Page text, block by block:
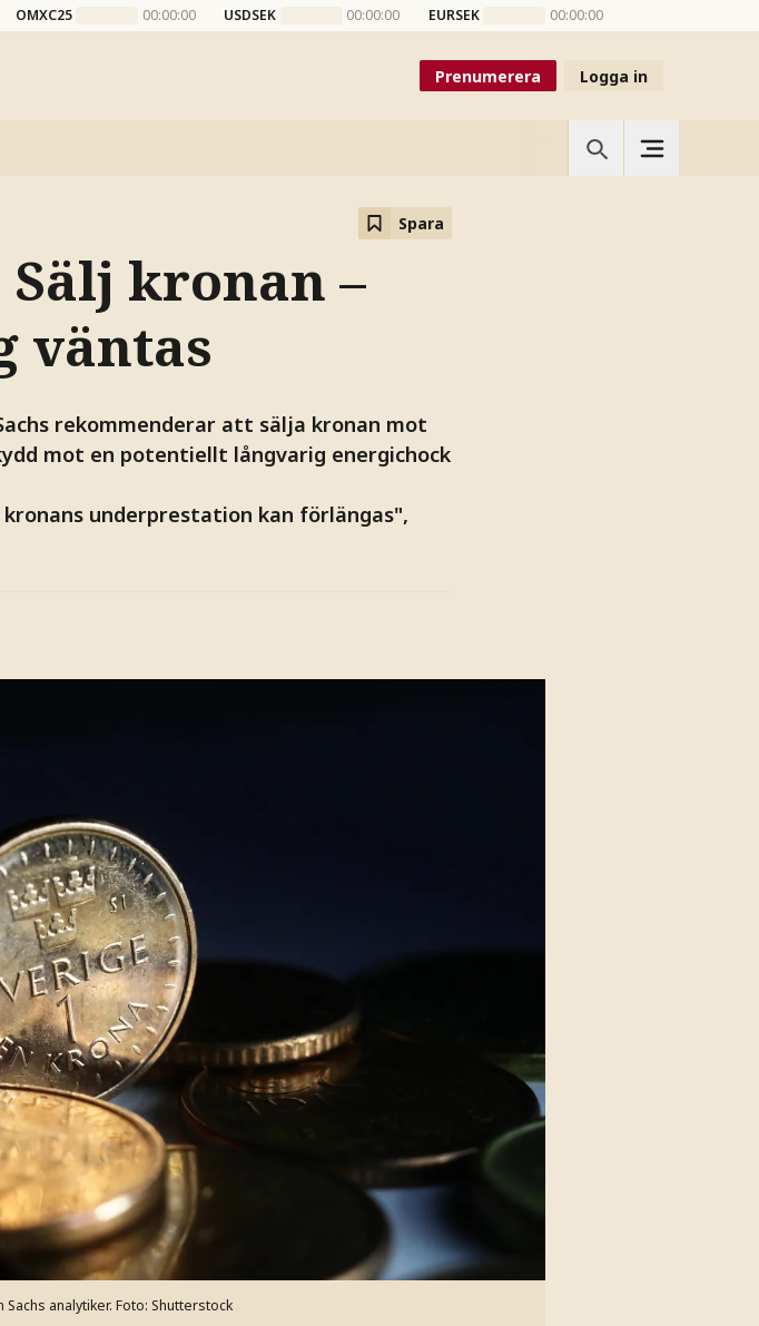
OMXC25 00:00:00 USDSEK 00:00:00 EURSEK 00:00:00
Prenumerera Logga in
Spara
Sälj kronan –
väntas
rekommenderar att sälja kronan mot
mot en potentiellt långvarig energichock
underprestation kan förlängas",
analytiker. Foto: Shutterstock